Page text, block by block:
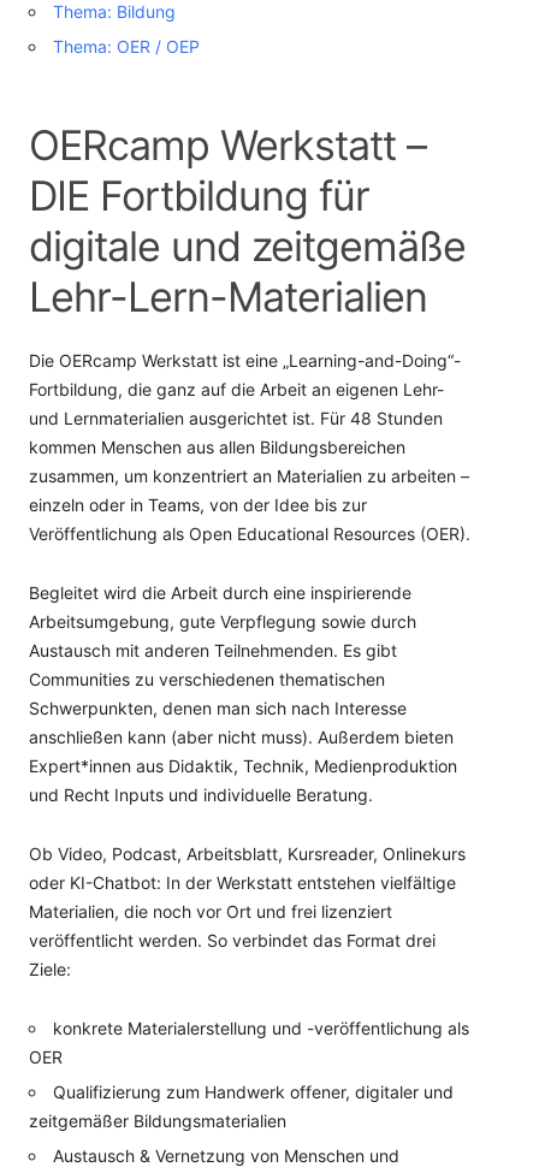
Thema: Bildung
Thema: OER / OEP
OERcamp Werkstatt –
DIE Fortbildung für
digitale und zeitgemäße
Lehr-Lern-Materialien
Die OERcamp Werkstatt ist eine „Learning-and-Doing“-
Fortbildung, die ganz auf die Arbeit an eigenen Lehr-
und Lernmaterialien ausgerichtet ist. Für 48 Stunden
kommen Menschen aus allen Bildungsbereichen
zusammen, um konzentriert an Materialien zu arbeiten –
einzeln oder in Teams, von der Idee bis zur
Veröffentlichung als Open Educational Resources (OER).
Begleitet wird die Arbeit durch eine inspirierende
Arbeitsumgebung, gute Verpflegung sowie durch
Austausch mit anderen Teilnehmenden. Es gibt
Communities zu verschiedenen thematischen
Schwerpunkten, denen man sich nach Interesse
anschließen kann (aber nicht muss). Außerdem bieten
Expert*innen aus Didaktik, Technik, Medienproduktion
und Recht Inputs und individuelle Beratung.
Ob Video, Podcast, Arbeitsblatt, Kursreader, Onlinekurs
oder KI-Chatbot: In der Werkstatt entstehen vielfältige
Materialien, die noch vor Ort und frei lizenziert
veröffentlicht werden. So verbindet das Format drei
Ziele:
konkrete Materialerstellung und -veröffentlichung als
OER
Qualifizierung zum Handwerk offener, digitaler und
zeitgemäßer Bildungsmaterialien
Austausch & Vernetzung von Menschen und